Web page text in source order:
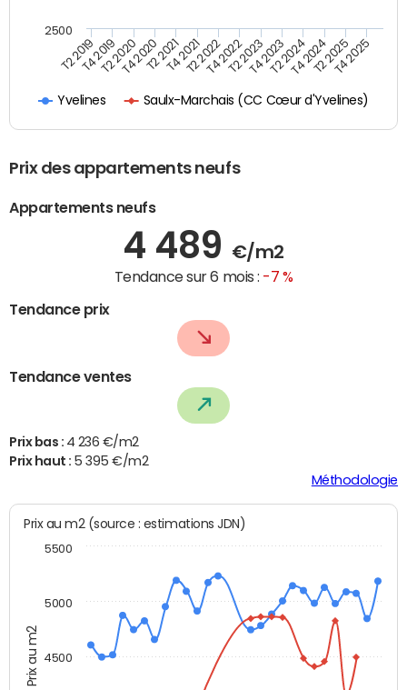
Yvelines Saulx-Marchais (CC Cœur d'Yvelines)
T2 2019T4 2019T2 2020T4 2020T2 2021T4 2021T2 2022T4 2022T2 2023T4 2023T2 2024T4 2024T2 2025T4 2025
2500
Prix des appartements neufs
Appartements neufs
4 489 €/m2
Tendance sur 6 mois : -7 %
Tendance prix
Tendance ventes
Prix bas : 4 236 €/m2
Prix haut : 5 395 €/m2
Méthodologie
Prix au m2
Prix au m2 (source : estimations JDN)
4500
5000
5500